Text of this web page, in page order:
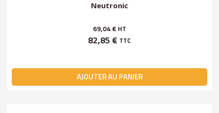
Neutronic
69,04 € HT
82,85 € TTC
AJOUTER AU PANIER